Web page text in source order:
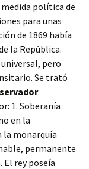
política de
para unas
de 1869 había
la República.
pero
Se trató
.
1. Soberanía
en la
la monarquía
permanente
rey poseía